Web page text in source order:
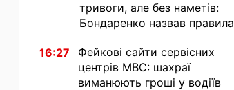
тривоги, але без наметів:
Бондаренко назвав правила
16:27
Фейкові сайти сервісних
центрів МВС: шахраї
виманюють гроші у водіїв